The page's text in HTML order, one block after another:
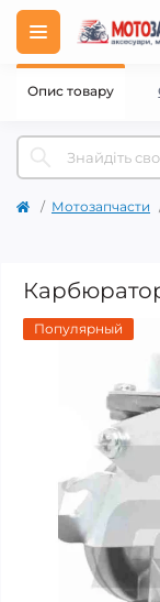
Мотозапчасти
Популярный
Опис товару